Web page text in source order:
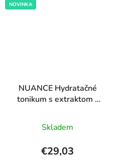
NOVINKA
NUANCE Hydratačné
tonikum s extraktom z
hodnotenie
produktu
je
Skladem
€29,03